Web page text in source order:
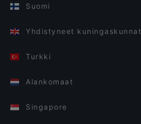
Suomi
Yhdistyneet kuningaskunnat
Turkki
Alankomaat
Singapore